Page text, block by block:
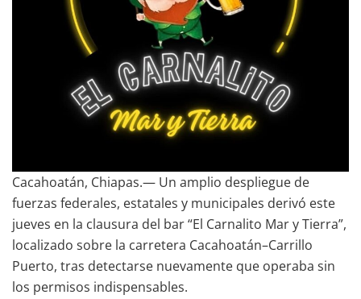
Cacahoatán, Chiapas.— Un amplio despliegue de
fuerzas federales, estatales y municipales derivó este
jueves en la clausura del bar “El Carnalito Mar y Tierra”,
localizado sobre la carretera Cacahoatán–Carrillo
Puerto, tras detectarse nuevamente que operaba sin
los permisos indispensables.